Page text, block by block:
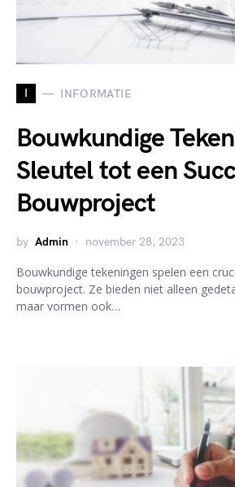
I INFORMATIE
Bouwkundige
Sleutel tot een
Bouwproject
by Admin november 28, 2023
Bouwkundige tekeningen spelen een
bouwproject. Ze bieden niet alleen
maar vormen ook…